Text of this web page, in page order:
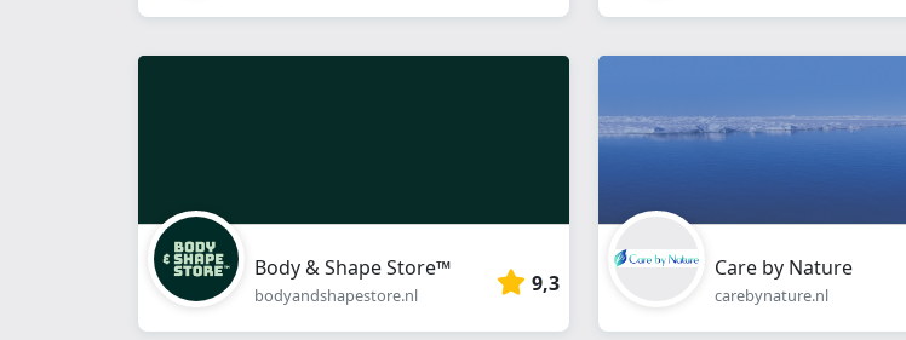
Body & Shape Store™
bodyandshapestore.nl 9,3
Care by Nature
carebynature.nl